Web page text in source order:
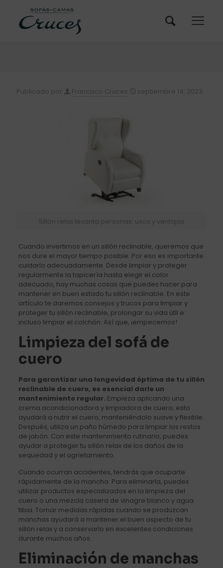
Publicado por Francisco Cruces septiembre 14, 2023
Sillón relax levanta personas: usos y ventajas
Cuando invertimos en un sillón reclinable, queremos que
nos dure el mayor tiempo posible. Por eso es importante
cuidarlo adecuadamente. Desde limpiar y proteger
regularmente la tapicería hasta elegir el color
adecuado, hay muchas cosas que puedes hacer para
mantener en buen estado tu sillón reclinable. En este
artículo te daremos consejos y trucos para limpiar y
proteger tu sillón reclinable, prolongar su vida útil e
incluso limpiar el colchón. Así que, ¡empecemos!
Limpieza del sofá de
cuero
Para garantizar una longevidad óptima de tu sillón
reclinable de cuero, es esencial darle un
mantenimiento regular. Empieza aplicando una
crema acondicionadora y limpiadora de cuero; esto
ayudará a nutrir el cuero, manteniéndolo suave y flexible.
Después, utiliza un paño húmedo para limpiar los restos
de jabón. Con este mantenimiento rutinario, puedes
ayudar a proteger tu sillón relax de los daños de la
sequedad y el agrietamiento.
Cuando ocurran accidentes, tendrás que ocuparte
rápidamente de la mancha. Para eliminarla, puedes
utilizar productos especializados en la limpieza del
cuero o una mezcla casera de vinagre blanco y agua
tibia. Tomar medidas rápidas cuando se produzcan
manchas ayudará a mantener el buen aspecto de tu
sillón relax y a conservarlo en excelentes condiciones
durante muchos años.
Eliminación de manchas